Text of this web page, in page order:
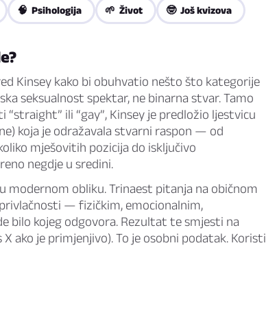
🧠 Psihologija 🌱 Život 🤓 Još kvizova
Kinsey kako bi obuhvatio nešto što kategorije
seksualnost spektar, ne binarna stvar. Tamo
“straight” ili “gay”, Kinsey je predložio ljestvicu
koja je odražavala stvarni raspon — od
mješovitih pozicija do isključivo
negdje u sredini.
modernom obliku. Trinaest pitanja na običnom
— fizičkim, emocionalnim,
bilo kojeg odgovora. Rezultat te smjesti na
ako je primjenjivo). To je osobni podatak. Koristi